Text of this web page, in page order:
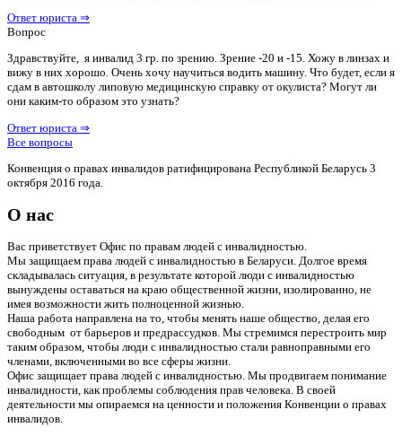
Ответ юриста ⇒
Вопрос
Здравствуйте, я инвалид 3 гр. по зрению. Зрение -20 и -15. Хожу в линзах и
вижу в них хорошо. Очень хочу научиться водить машину. Что будет, если я
сдам в автошколу липовую медицинскую справку от окулиста? Могут ли
они каким-то образом это узнать?
Ответ юриста ⇒
Все вопросы
Конвенция о правах инвалидов ратифицирована Республикой Беларусь 3
октября 2016 года.
О нас
Вас приветствует Офис по правам людей с инвалидностью.
Мы защищаем права людей с инвалидностью в Беларуси. Долгое время
складывалась ситуация, в результате которой люди с инвалидностью
вынуждены оставаться на краю общественной жизни, изолированно, не
имея возможности жить полноценной жизнью.
Наша работа направлена на то, чтобы менять наше общество, делая его
свободным от барьеров и предрассудков. Мы стремимся перестроить мир
таким образом, чтобы люди с инвалидностью стали равноправными его
членами, включенными во все сферы жизни.
Офис защищает права людей с инвалидностью. Мы продвигаем понимание
инвалидности, как проблемы соблюдения прав человека. В своей
деятельности мы опираемся на ценности и положения Конвенции о правах
инвалидов.